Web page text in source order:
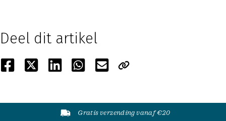
Deel dit artikel
Gratis verzending vanaf €20